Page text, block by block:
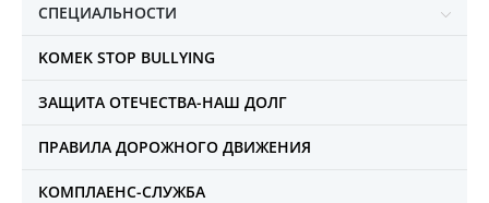
СПЕЦИАЛЬНОСТИ
KOMEK STOP BULLYING
ЗАЩИТА ОТЕЧЕСТВА-НАШ ДОЛГ
ПРАВИЛА ДОРОЖНОГО ДВИЖЕНИЯ
КОМПЛАЕНС-СЛУЖБА